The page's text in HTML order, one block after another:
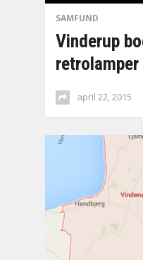
SAMFUND
Vinderup
retrolamper
april 22, 2015